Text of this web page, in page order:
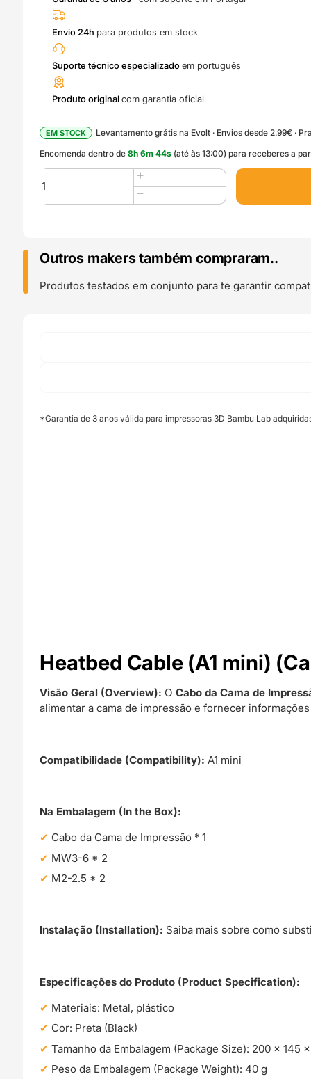
Envio 24h para produtos em stock
Suporte técnico especializadoem português
Produto originalcom garantia oficial
EM STOCK
Levantamento grátis na Evolt · Envios desde 2.99€ ·
Encomenda dentro de8h6m43s (até às 13:00) para receberes a
Quantidade
de
Heatbed
Mini)
-
Bambu
Outros makers também compraram..
Produtos testados em conjunto para te garantir
*Garantia de 3 anos válida para impressoras 3D Bambu Lab
Heatbed Cable (A1 mini)
Visão Geral (Overview): OCabo da Cama de
alimentar a cama de impressão e fornecer
Compatibilidade (Compatibility): A1 mini
Na Embalagem (In the Box):
Cabo da Cama de Impressão * 1
MW3-6 * 2
M2-2.5 * 2
Instalação (Installation): Saiba mais sobre como
Especificações do Produto (Product Specification):
Materiais: Metal, plástico
Cor: Preta (Black)
Tamanho da Embalagem (Package Size): 200 x 145
Peso da Embalagem (Package Weight): 40 g